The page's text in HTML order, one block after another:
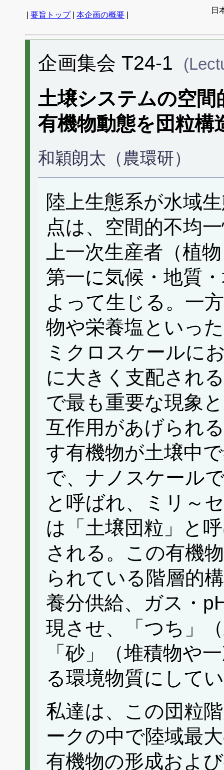
要旨トップ| 本企画の概要
日
企画集会 T24-1
土壌システムの空間
有機物動態を団粒構
和穎朗太（農環研）
陸上生態系が水域
点は、空間的不均
上一次生産者（植
第一に気候・地質
よって生じる。一
物や栄養塩といっ
ミクロスケールに
に大きく支配され
で最も重要な現象
互作用があげられ
す有機物が土壌中
で、ナノスケール
と呼ばれ、ミリ～
は「土壌団粒」と
される。この有機
られている階層的
養分供給、ガス・
現させ、「つち」
「砂」（堆積物や
る環境物質にして
私達は、この団粒
ークの中で陸域最
有機物の形成およ